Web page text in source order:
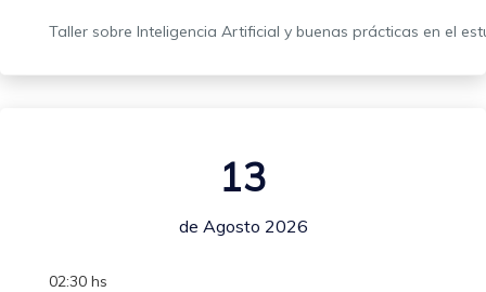
Taller sobre Inteligencia Artificial y buenas prácticas en el
13
de Agosto 2026
02:30 hs